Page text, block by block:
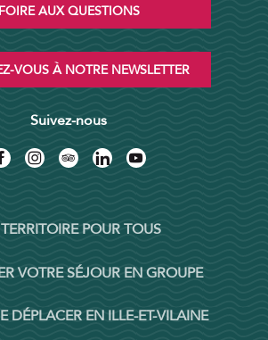
FOIRE AUX QUESTIONS
VOUS À NOTRE NEWSLETTER
Suivez-nous
TERRITOIRE POUR TOUS
VOTRE SÉJOUR EN GROUPE
DÉPLACER EN ILLE-ET-VILAINE